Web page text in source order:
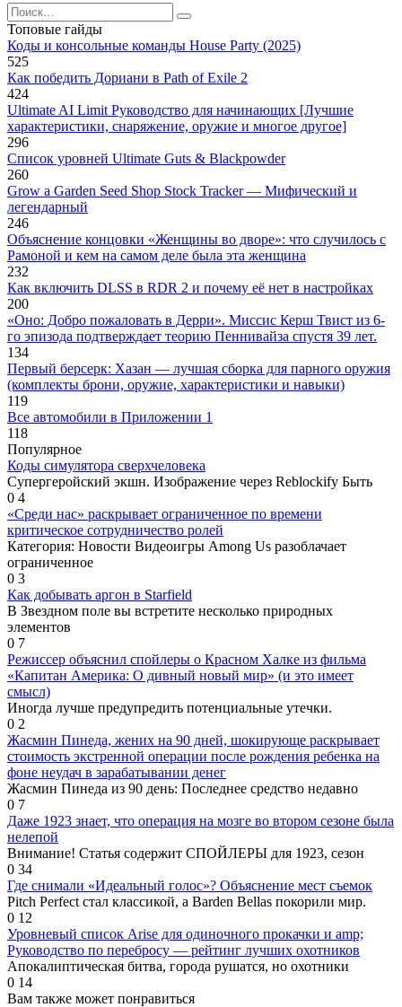
Search
for:
Топовые гайды
Коды и консольные команды House Party (2025)
525
Как победить Дориани в Path of Exile 2
424
Ultimate AI Limit Руководство для начинающих [Лучшие
характеристики, снаряжение, оружие и многое другое]
296
Список уровней Ultimate Guts & Blackpowder
260
Grow a Garden Seed Shop Stock Tracker — Мифический и
легендарный
246
Объяснение концовки «Женщины во дворе»: что случилось с
Рамоной и кем на самом деле была эта женщина
232
Как включить DLSS в RDR 2 и почему её нет в настройках
200
«Оно: Добро пожаловать в Дерри». Миссис Керш Твист из 6-
го эпизода подтверждает теорию Пеннивайза спустя 39 лет.
134
Первый берсерк: Хазан — лучшая сборка для парного оружия
(комплекты брони, оружие, характеристики и навыки)
119
Все автомобили в Приложении 1
118
Популярное
Коды симулятора сверхчеловека
Супергеройский экшн. Изображение через Reblockify Быть
0 4
«Среди нас» раскрывает ограниченное по времени
критическое сотрудничество ролей
Категория: Новости Видеоигры Among Us разоблачает
ограниченное
0 3
Как добывать аргон в Starfield
В Звездном поле вы встретите несколько природных
элементов
0 7
Режиссер объяснил спойлеры о Красном Халке из фильма
«Капитан Америка: О дивный новый мир» (и это имеет
смысл)
Иногда лучше предупредить потенциальные утечки.
0 2
Жасмин Пинеда, жених на 90 дней, шокирующе раскрывает
стоимость экстренной операции после рождения ребенка на
фоне неудач в зарабатывании денег
Жасмин Пинеда из 90 день: Последнее средство недавно
0 7
Даже 1923 знает, что операция на мозге во втором сезоне была
нелепой
Внимание! Статья содержит СПОЙЛЕРЫ для 1923, сезон
0 34
Где снимали «Идеальный голос»? Объяснение мест съемок
Pitch Perfect стал классикой, а Barden Bellas покорили мир.
0 12
Уровневый список Arise для одиночного прокачки и amp;
Руководство по перебросу — рейтинг лучших охотников
Апокалиптическая битва, города рушатся, но охотники
0 14
Вам также может понравиться